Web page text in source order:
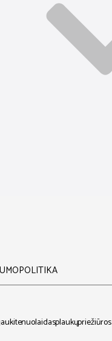
POLITIKA
nuolaidas plaukų priežiūros